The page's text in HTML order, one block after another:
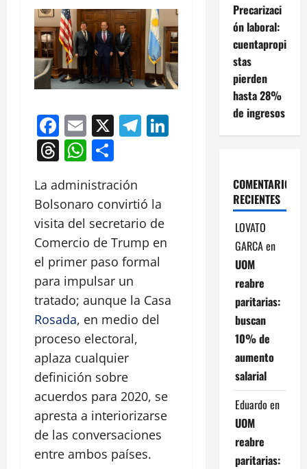
Facebook
Email
X Telegram
LinkedIn
Threads
WhatsApp
La administración
Bolsonaro convirtió la
visita del secretario de
Comercio de Trump en
el primer paso formal
para impulsar un
tratado; aunque la Casa
Rosada, en medio del
proceso electoral,
aplaza cualquier
definición sobre
acuerdos para 2020, se
apresta a interiorizarse
de las conversaciones
entre ambos países.
Precarizaci
ón laboral:
cuentapropi
stas
pierden
hasta 28%
de ingresos
COMENTARIOS
RECIENTES
LOVATO
GARCAen
UOM
reabre
paritarias:
buscan
10% de
aumento
salarial
Eduardo en
UOM
reabre
paritarias: